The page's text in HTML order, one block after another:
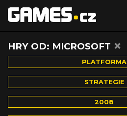
HRY OD: MICROSOFT ×
PLATFORMA
STRATEGIE
2008